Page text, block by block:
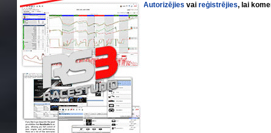
Autorizējies vaireģistrējies, lai